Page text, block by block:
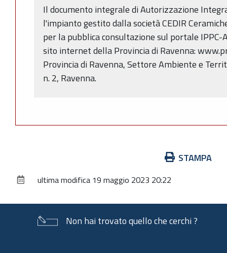
Il documento integrale di Autorizzazione
l'impianto gestito dalla società CEDIR
per la pubblica consultazione sul portale
sito internet della Provincia di Ravenna:
Provincia di Ravenna, Settore Ambiente e
n. 2, Ravenna.
documento
STAMPA
ultima modifica 19 maggio 2023 20:22
Non hai trovato quello che cerchi ?